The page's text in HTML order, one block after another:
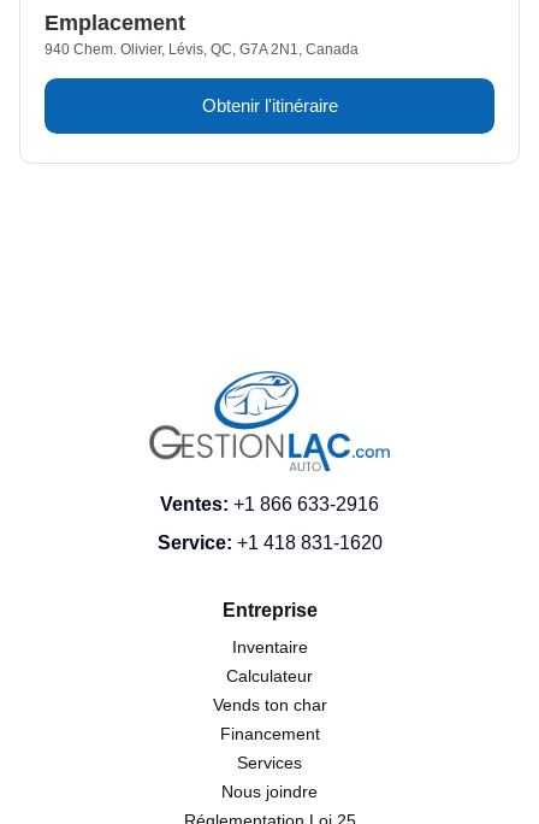
Emplacement
940 Chem. Olivier, Lévis, QC, G7A 2N1, Canada
Obtenir l'itinéraire
Ventes: +1 866 633-2916
Service: +1 418 831-1620
Entreprise
Inventaire
Calculateur
Vends ton char
Financement
Services
Nous joindre